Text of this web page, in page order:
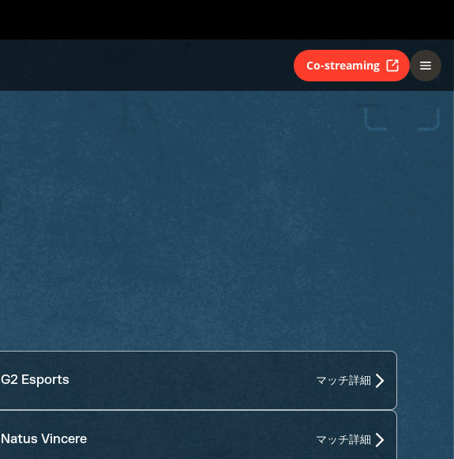
Co-streaming
G2 Esports マッチ詳細
Natus Vincere マッチ詳細